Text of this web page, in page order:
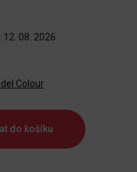
08. 2026
Colour
do košíku